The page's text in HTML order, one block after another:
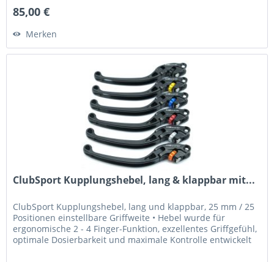
85,00 €
Merken
ClubSport Kupplungshebel, lang & klappbar mit...
ClubSport Kupplungshebel, lang und klappbar, 25 mm / 25
Positionen einstellbare Griffweite • Hebel wurde für
ergonomische 2 - 4 Finger-Funktion, exzellentes Griffgefühl,
optimale Dosierbarkeit und maximale Kontrolle entwickelt